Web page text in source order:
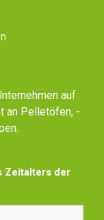
auf
an Pelletöfen, -
Zeitalters der